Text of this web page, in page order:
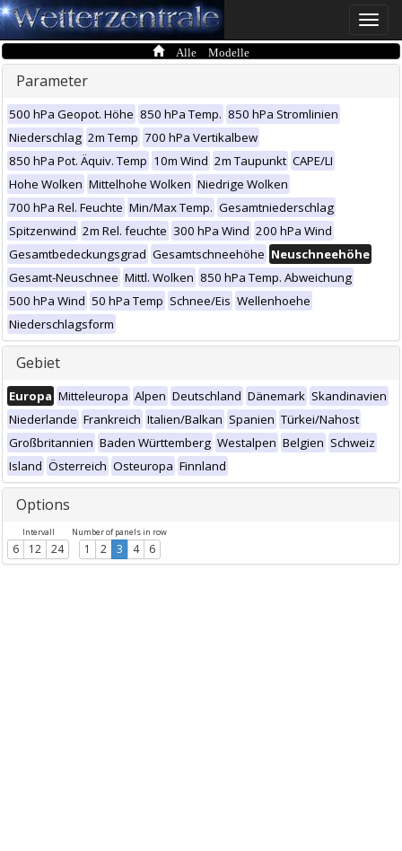
Toggle
Alle Modelle
Parameter
500 hPa Geopot. Höhe 850 hPa Temp. 850 hPa Stromlinien
Niederschlag 2m Temp 700 hPa Vertikalbew
850 hPa Pot. Äquiv. Temp 10m Wind 2m Taupunkt CAPE/LI
Hohe Wolken Mittelhohe Wolken Niedrige Wolken
700 hPa Rel. Feuchte Min/Max Temp. Gesamtniederschlag
Spitzenwind 2m Rel. feuchte 300 hPa Wind 200 hPa Wind
Gesamtbedeckungsgrad Gesamtschneehöhe Neuschneehöhe
Gesamt-Neuschnee Mittl. Wolken 850 hPa Temp. Abweichung
500 hPa Wind 50 hPa Temp Schnee/Eis Wellenhoehe
Niederschlagsform
Gebiet
Europa Mitteleuropa Alpen Deutschland Dänemark Skandinavien
Niederlande Frankreich Italien/Balkan Spanien Türkei/Nahost
Großbritannien Baden Württemberg Westalpen Belgien Schweiz
Island Österreich Osteuropa Finnland
Options
Intervall
6 12 24
Number of panels in row
1 2 3 4 6